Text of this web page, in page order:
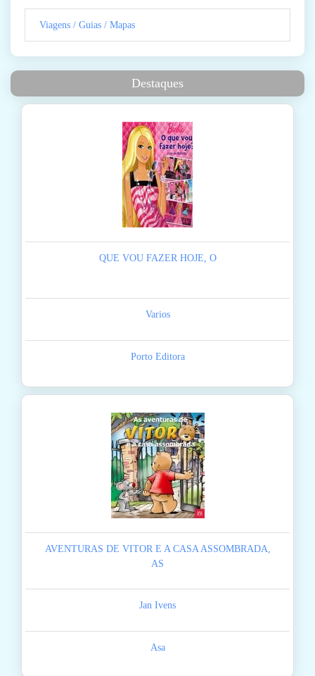
Viagens / Guias / Mapas
Destaques
QUE VOU FAZER HOJE, O
Varios
Porto Editora
AVENTURAS DE VITOR E A CASA ASSOMBRADA,
AS
Jan Ivens
Asa